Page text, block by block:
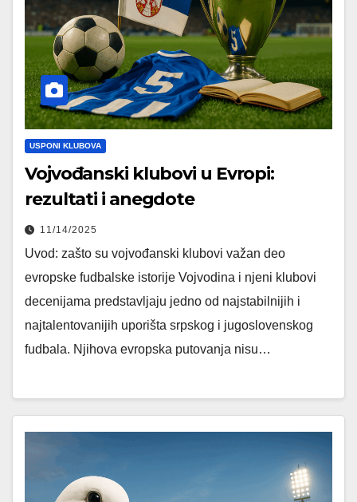
USPONI KLUBOVA
Vojvođanski klubovi u Evropi:
rezultati i anegdote
11/14/2025
Uvod: zašto su vojvođanski klubovi važan deo
evropske fudbalske istorije Vojvodina i njeni klubovi
decenijama predstavljaju jedno od najstabilnijih i
najtalentovanijih uporišta srpskog i jugoslovenskog
fudbala. Njihova evropska putovanja nisu…